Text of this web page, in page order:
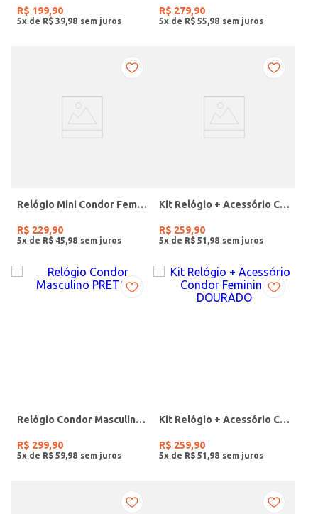
R$ 199,90
5x de R$ 39 98
R$ 279,90
5x de R$ 55 98
Relógio Mini Condor Feminino DOURADO
R$ 229,90
5x de R$ 45 98
Kit Relógio + Acessório Condor Feminino DOURADO
R$ 259,90
5x de R$ 51 98
Relógio Condor Masculino PRETO
R$ 299,90
5x de R$ 59 98
Kit Relógio + Acessório Condor Feminino DOURADO
R$ 259,90
5x de R$ 51 98